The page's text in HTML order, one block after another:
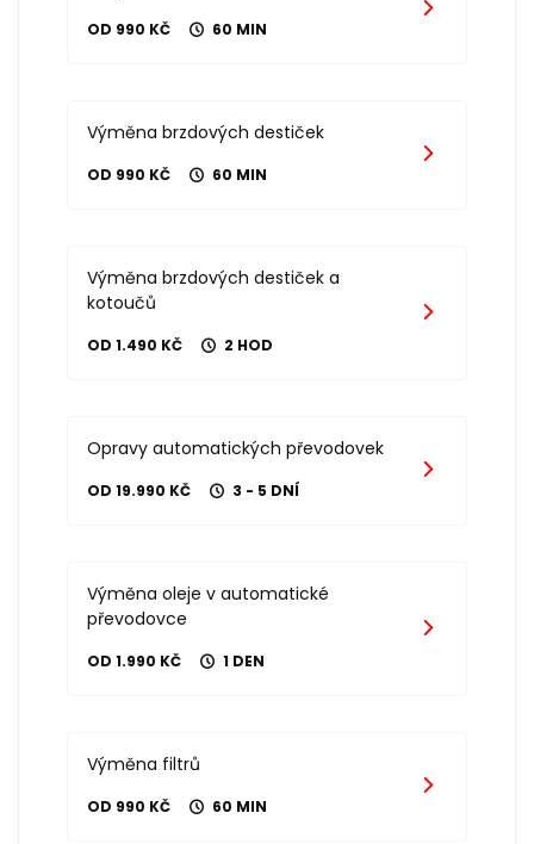
OD 990 KČ 60 MIN
Výměna brzdových destiček
OD 990 KČ 60 MIN
Výměna brzdových destiček a
kotoučů
OD 1.490 KČ 2 HOD
Opravy automatických převodovek
OD 19.990 KČ 3 - 5 DNÍ
Výměna oleje v automatické
převodovce
OD 1.990 KČ 1 DEN
Výměna filtrů
OD 990 KČ 60 MIN